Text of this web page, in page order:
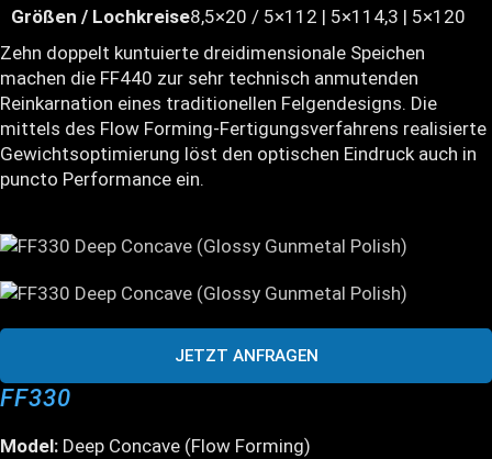
Größen / Lochkreise8,5×20 / 5×112 | 5×114,3 | 5×120
Zehn doppelt kuntuierte dreidimensionale Speichen
machen die FF440 zur sehr technisch anmutenden
Reinkarnation eines traditionellen Felgendesigns. Die
mittels des Flow Forming-Fertigungsverfahrens realisierte
Gewichtsoptimierung löst den optischen Eindruck auch in
puncto Performance ein.
JETZT ANFRAGEN
FF330
Model: Deep Concave (Flow Forming)